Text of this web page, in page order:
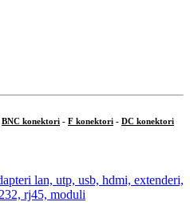
BNC konektori - F konektori - DC konektori